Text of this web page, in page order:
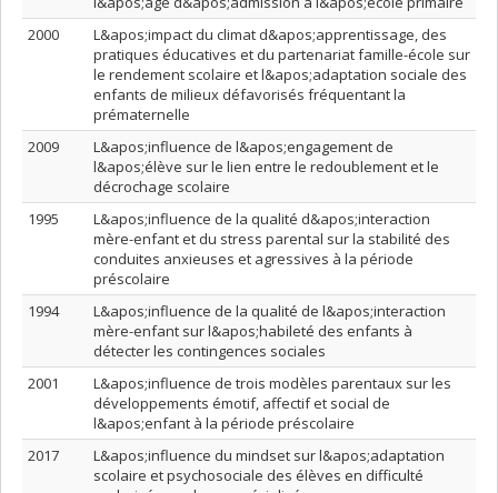
2000
L&apos;impact du climat d&apos;apprentissage, des
pratiques éducatives et du partenariat famille-école sur
le rendement scolaire et l&apos;adaptation sociale des
enfants de milieux défavorisés fréquentant la
prématernelle
2009
L&apos;influence de l&apos;engagement de
l&apos;élève sur le lien entre le redoublement et le
décrochage scolaire
1995
L&apos;influence de la qualité d&apos;interaction
mère-enfant et du stress parental sur la stabilité des
conduites anxieuses et agressives à la période
préscolaire
1994
L&apos;influence de la qualité de l&apos;interaction
mère-enfant sur l&apos;habileté des enfants à
détecter les contingences sociales
2001
L&apos;influence de trois modèles parentaux sur les
développements émotif, affectif et social de
l&apos;enfant à la période préscolaire
2017
L&apos;influence du mindset sur l&apos;adaptation
scolaire et psychosociale des élèves en difficulté